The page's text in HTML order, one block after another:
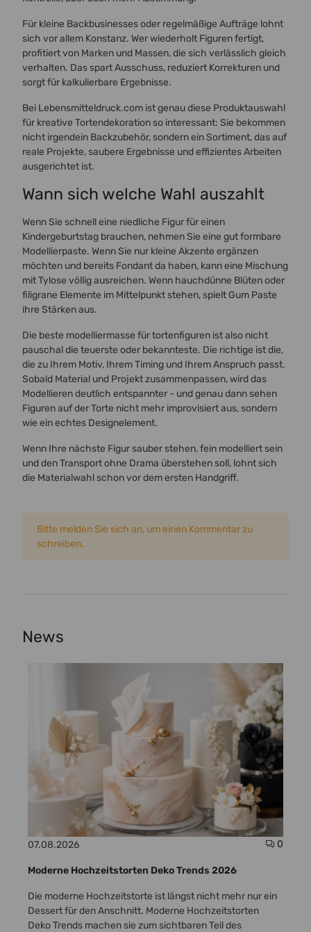
Für kleine Backbusinesses oder regelmäßige Aufträge lohnt
sich vor allem Konstanz. Wer wiederholt Figuren fertigt,
profitiert von Marken und Massen, die sich verlässlich gleich
verhalten. Das spart Ausschuss, reduziert Korrekturen und
sorgt für kalkulierbare Ergebnisse.
Bei Lebensmitteldruck.com ist genau diese Produktauswahl
für kreative Tortendekoration so interessant: Sie bekommen
nicht irgendein Backzubehör, sondern ein Sortiment, das auf
reale Projekte, saubere Ergebnisse und effizientes Arbeiten
ausgerichtet ist.
Wann sich welche Wahl auszahlt
Wenn Sie schnell eine niedliche Figur für einen
Kindergeburtstag brauchen, nehmen Sie eine gut formbare
Modellierpaste. Wenn Sie nur kleine Akzente ergänzen
möchten und bereits Fondant da haben, kann eine Mischung
mit Tylose völlig ausreichen. Wenn hauchdünne Blüten oder
filigrane Elemente im Mittelpunkt stehen, spielt Gum Paste
ihre Stärken aus.
Die beste modelliermasse für tortenfiguren ist also nicht
pauschal die teuerste oder bekannteste. Die richtige ist die,
die zu Ihrem Motiv, Ihrem Timing und Ihrem Anspruch passt.
Sobald Material und Projekt zusammenpassen, wird das
Modellieren deutlich entspannter - und genau dann sehen
Figuren auf der Torte nicht mehr improvisiert aus, sondern
wie ein echtes Designelement.
Wenn Ihre nächste Figur sauber stehen, fein modelliert sein
und den Transport ohne Drama überstehen soll, lohnt sich
die Materialwahl schon vor dem ersten Handgriff.
x
Bitte melden Sie sich an, um einen Kommentar zu
schreiben.
News
Kommentare zum Artikel Tortenstützen für mehrstöckige Torte
07.08.2026 0
Moderne Hochzeitstorten Deko Trends 2026
Die moderne Hochzeitstorte ist längst nicht mehr nur ein
Dessert für den Anschnitt. Moderne Hochzeitstorten
Deko Trends machen sie zum sichtbaren Teil des